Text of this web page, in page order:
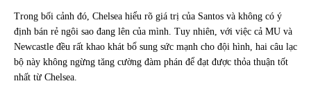
Trong bối cảnh đó, Chelsea hiểu rõ giá trị của Santos và không có ý
định bán rẻ ngôi sao đang lên của mình. Tuy nhiên, với việc cả MU và
Newcastle đều rất khao khát bổ sung sức mạnh cho đội hình, hai câu lạc
bộ này không ngừng tăng cường đàm phán để đạt được thỏa thuận tốt
nhất từ Chelsea.